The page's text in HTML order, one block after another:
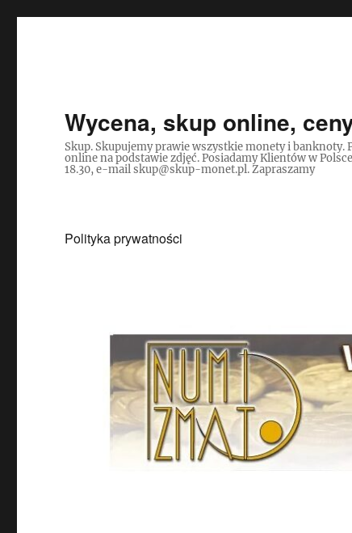
Wycena, skup online,
Skup. Skupujemy prawie wszystkie monety i banknoty.
online na podstawie zdjęć. Posiadamy Klientów w
18.30, e-mail skup@skup-monet.pl. Zapraszamy
Polityka prywatności